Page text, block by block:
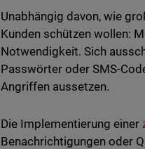
Unabhängig davon, wie
Kunden schützen wollen:
Notwendigkeit. Sich
Passwörter oder SMS-
Angriffen aussetzen.
Die Implementierung einer
Benachrichtigungen oder